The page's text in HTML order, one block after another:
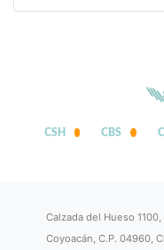
CSH CBS
Calzada del Hueso
Coyoacán, C.P. 04960,